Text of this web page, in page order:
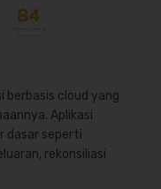
berbasis cloud yang
Aplikasi
dasar seperti
rekonsiliasi